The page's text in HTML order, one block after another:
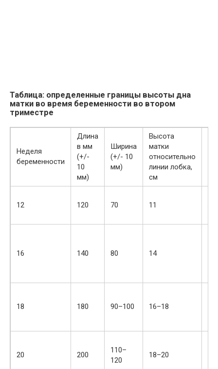
Таблица: определенные границы высоты дна
матки во время беременности во втором
триместре
Неделя
беременности
Длина
в мм
(+/-
10
мм)
Ширина
(+/- 10
мм)
Высота
матки
относительно
линии лобка,
см
12 120 70 11
16 140 80 14
18 180 90–100 16–18
20 200
110–
120
18–20